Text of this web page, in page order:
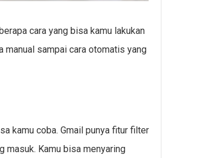
cara yang bisa kamu lakukan
manual sampai cara otomatis yang
kamu coba. Gmail punya fitur filter
masuk. Kamu bisa menyaring